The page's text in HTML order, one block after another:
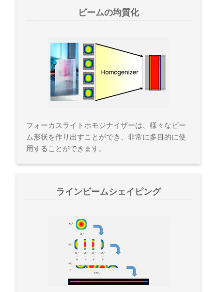
ビームの均質化
フォーカスライトホモジナイザーは、様々なビー
ム形状を作り出すことができ、非常に多目的に使
用することができます。
ラインビームシェイピング